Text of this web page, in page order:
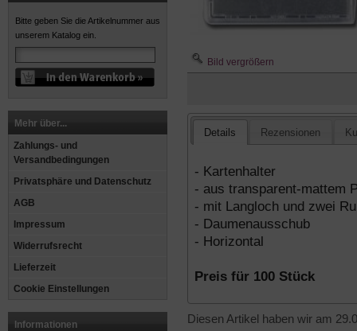
Bitte geben Sie die Artikelnummer aus
unserem Katalog ein.
Mehr über...
Zahlungs- und
Versandbedingungen
Privatsphäre und Datenschutz
AGB
Impressum
Widerrufsrecht
Lieferzeit
Cookie Einstellungen
Informationen
Bild vergrößern
Details Rezensionen
- Kartenhalter
- aus transparent-mattem
- mit Langloch und zwei
- Daumenausschub
- Horizontal
Preis für 100 Stück
Diesen Artikel haben wir am